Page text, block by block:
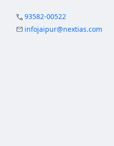
93582-00522
infojaipur@nextias.com